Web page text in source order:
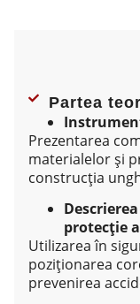
Partea
Prezentarea
materialelor și
construcția
protecție
Utilizarea în
poziționarea
prevenirea